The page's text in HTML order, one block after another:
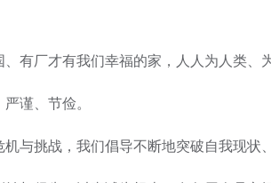
有厂才有我们幸福的家，人人为人类、
谨、节俭。
与挑战，我们倡导不断地突破自我现状